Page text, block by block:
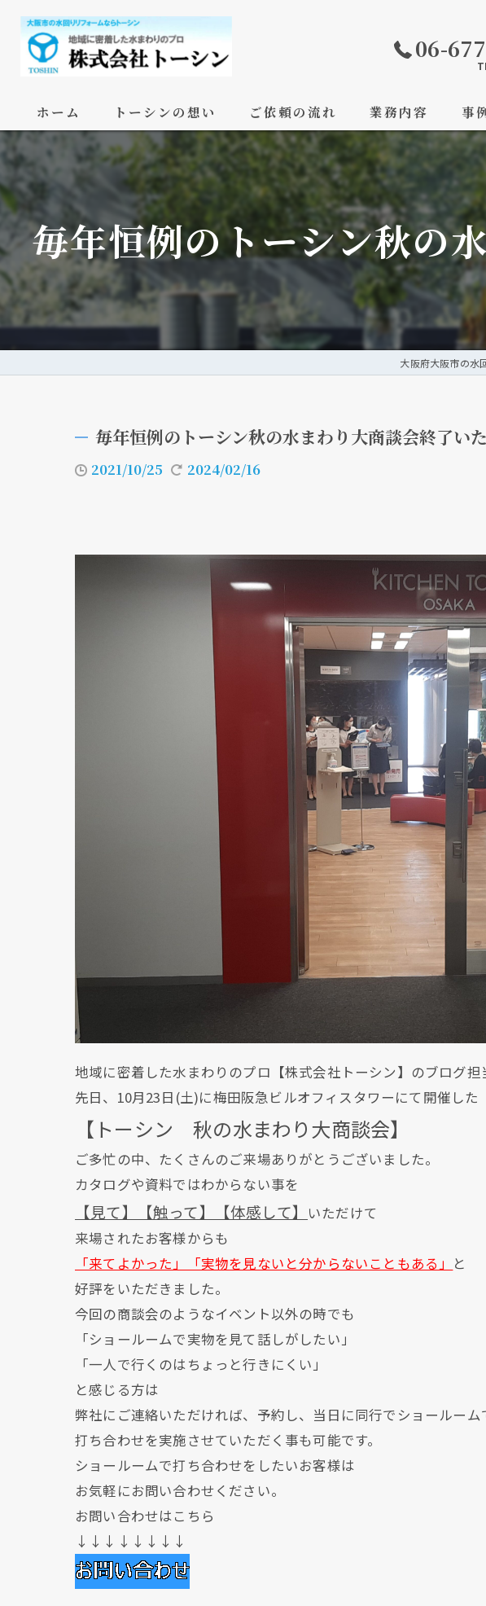
06-
ホーム トーシンの想い ご依頼の流れ 業務内容 事
毎年恒例のトーシン秋の
大阪府大阪市の水
毎年恒例のトーシン秋の水まわり大商談会終了い
2021/10/25 2024/02/16
地域に密着した水まわりのプロ【株式会社トーシン】のブログ担
先日、10月23日(土)に梅田阪急ビルオフィスタワーにて開催した
【トーシン 秋の水まわり大商談会】
ご多忙の中、たくさんのご来場ありがとうございました。
カタログや資料ではわからない事を
【見て】【触って】【体感して】
いただけて
来場されたお客様からも
「来てよかった」「実物を見ないと分からないこともある」 と
好評をいただきました。
今回の商談会のようなイベント以外の時でも
「ショールームで実物を見て話しがしたい」
「一人で行くのはちょっと行きにくい」
と感じる方は
弊社にご連絡いただければ、予約し、当日に同行でショールーム
打ち合わせを実施させていただく事も可能です。
ショールームで打ち合わせをしたいお客様は
お気軽にお問い合わせください。
お問い合わせはこちら
↓↓↓↓↓↓↓↓